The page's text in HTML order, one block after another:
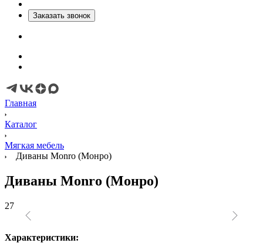
Заказать звонок
Главная
Каталог
Мягкая мебель
Диваны Monro (Монро)
Диваны Monro (Монро)
27
Характеристики: